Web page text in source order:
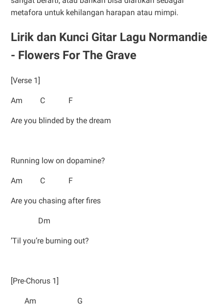
metafora untuk kehilangan harapan atau mimpi.
Lirik dan Kunci Gitar Lagu Normandie
- Flowers For The Grave
[Verse 1]
Am C F
Are you blinded by the dream
Running low on dopamine?
Am C F
Are you chasing after fires
Dm
’Til you’re burning out?
[Pre-Chorus 1]
Am G